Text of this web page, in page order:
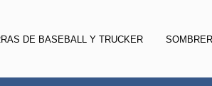
DE BASEBALL Y TRUCKER